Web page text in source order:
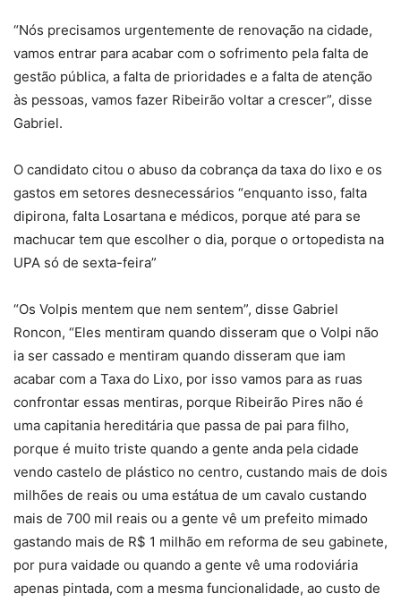
“Nós precisamos urgentemente de renovação na cidade,
vamos entrar para acabar com o sofrimento pela falta de
gestão pública, a falta de prioridades e a falta de atenção
às pessoas, vamos fazer Ribeirão voltar a crescer”, disse
Gabriel.
O candidato citou o abuso da cobrança da taxa do lixo e os
gastos em setores desnecessários “enquanto isso, falta
dipirona, falta Losartana e médicos, porque até para se
machucar tem que escolher o dia, porque o ortopedista na
UPA só de sexta-feira”
“Os Volpis mentem que nem sentem”, disse Gabriel
Roncon, “Eles mentiram quando disseram que o Volpi não
ia ser cassado e mentiram quando disseram que iam
acabar com a Taxa do Lixo, por isso vamos para as ruas
confrontar essas mentiras, porque Ribeirão Pires não é
uma capitania hereditária que passa de pai para filho,
porque é muito triste quando a gente anda pela cidade
vendo castelo de plástico no centro, custando mais de dois
milhões de reais ou uma estátua de um cavalo custando
mais de 700 mil reais ou a gente vê um prefeito mimado
gastando mais de R$ 1 milhão em reforma de seu gabinete,
por pura vaidade ou quando a gente vê uma rodoviária
apenas pintada, com a mesma funcionalidade, ao custo de